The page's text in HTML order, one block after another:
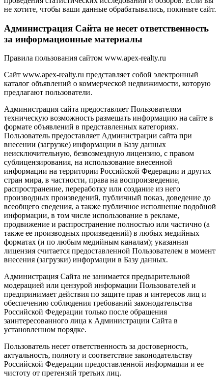
не хотите, чтобы ваши данные обрабатывались, покиньте сайт.
Администрация Сайта не несет ответственность
за информационные материалы
Правила пользования сайтом www.apex-realty.ru
Сайт www.apex-realty.ru представляет собой электронный
каталог объявлений о коммерческой недвижимости, которую
предлагают пользователи.
Администрация сайта предоставляет Пользователям
техническую возможность размещать информацию на сайте в
формате объявлений в представленных категориях.
Пользователь предоставляет Администрации сайта при
внесении (загрузке) информации в Базу данных
неисключительную, безвозмездную лицензию, с правом
сублицензирования, на использование внесенной
информации на территории Российской Федерации и других
стран мира, в частности, права на воспроизведение,
распространение, переработку или создание из него
производных произведений, публичный показ, доведение до
всеобщего сведения, а также публичное исполнение подобной
информации, в том числе использование в рекламе,
продвижение и распространение полностью или частично (а
также ее производных произведений) в любых медийных
форматах (и по любым медийным каналам); указанная
лицензия считается предоставленной Пользователем в момент
внесения (загрузки) информации в Базу данных.
Администрация Сайта не занимается предварительной
модерацией или цензурой информации Пользователей и
предпринимает действия по защите прав и интересов лиц и
обеспечению соблюдения требований законодательства
Российской Федерации только после обращения
заинтересованного лица к Администрации Сайта в
установленном порядке.
Пользователь несет ответственность за достоверность,
актуальность, полноту и соответствие законодательству
Российской Федерации предоставленной информации и ее
чистоту от претензий третьих лиц.